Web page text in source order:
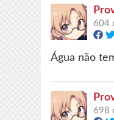
604
Água não
698